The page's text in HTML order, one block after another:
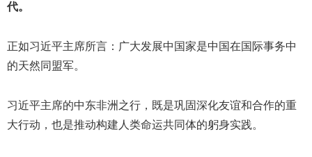
代。
正如习近平主席所言：广大发展中国家是中国在国际事务中
的天然同盟军。
习近平主席的中东非洲之行，既是巩固深化友谊和合作的重
大行动，也是推动构建人类命运共同体的躬身实践。